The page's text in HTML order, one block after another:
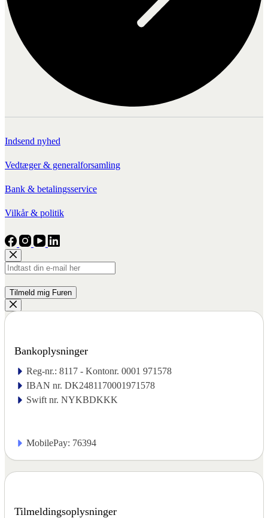
Indsend nyhed
Vedtæger & generalforsamling
Bank & betalingsservice
Vilkår & politik
Bankoplysninger
Reg-nr.: 8117 - Kontonr. 0001 971578
IBAN nr. DK2481170001971578
Swift nr. NYKBDKKK
MobilePay: 76394
Tilmeldingsoplysninger